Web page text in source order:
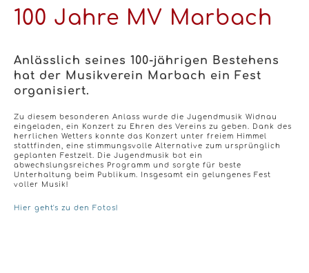
100 Jahre MV Marbach
Anlässlich seines 100-jährigen Bestehens
hat der Musikverein Marbach ein Fest
organisiert.
Zu diesem besonderen Anlass wurde die Jugendmusik Widnau
eingeladen, ein Konzert zu Ehren des Vereins zu geben. Dank des
herrlichen Wetters konnte das Konzert unter freiem Himmel
stattfinden, eine stimmungsvolle Alternative zum ursprünglich
geplanten Festzelt. Die Jugendmusik bot ein
abwechslungsreiches Programm und sorgte für beste
Unterhaltung beim Publikum. Insgesamt ein gelungenes Fest
voller Musik!
Hier geht's zu den Fotos!